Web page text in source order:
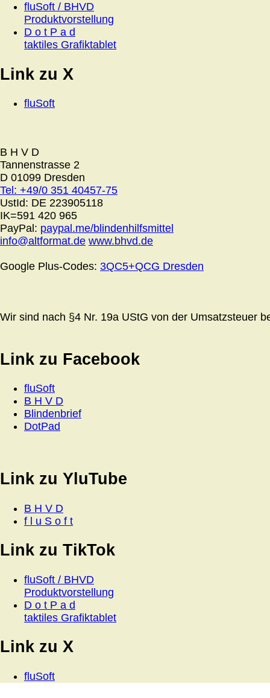
fluSoft / BHVD
Produktvorstellung
D o t P a d
taktiles Grafiktablet
Link zu X
fluSoft
B H V D
Tannenstrasse 2
D 01099 Dresden
Tel: +49/0 351 40457-75
UstId: DE 223905118
IK=591 420 965
PayPal: paypal.me/blindenhilfsmittel
info@altformat.de www.bhvd.de
Google Plus-Codes: 3QC5+QCG Dresden
Wir sind nach §4 Nr. 19a UStG von der Umsatzsteuer
Link zu Facebook
fluSoft
B H V D
Blindenbrief
DotPad
Link zu YluTube
B H V D
f l u S o f t
Link zu TikTok
fluSoft / BHVD
Produktvorstellung
D o t P a d
taktiles Grafiktablet
Link zu X
fluSoft